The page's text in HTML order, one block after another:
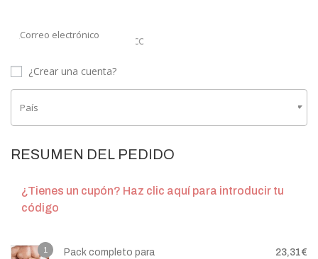
Correo electrónico
¿Crear una cuenta?
País
España
RESUMEN DEL PEDIDO
¿Tienes un cupón? Haz clic aquí para introducir tu
código
1
Pack completo para
23,31€